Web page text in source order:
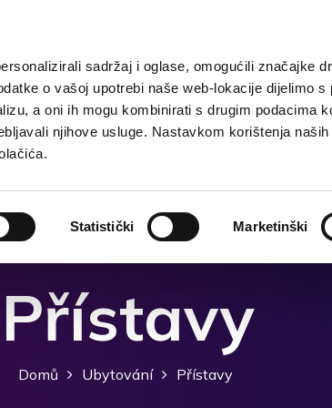
sadržaj i oglase, omogućili značajke
o vašoj upotrebi naše web-lokacije dijelimo s
a oni ih mogu kombinirati s drugim podacima
njihove usluge. Nastavkom korištenja
Statistički Marketinški
Destinace Ubytování Co dělat?
Přístavy
Domů Ubytování Přístavy